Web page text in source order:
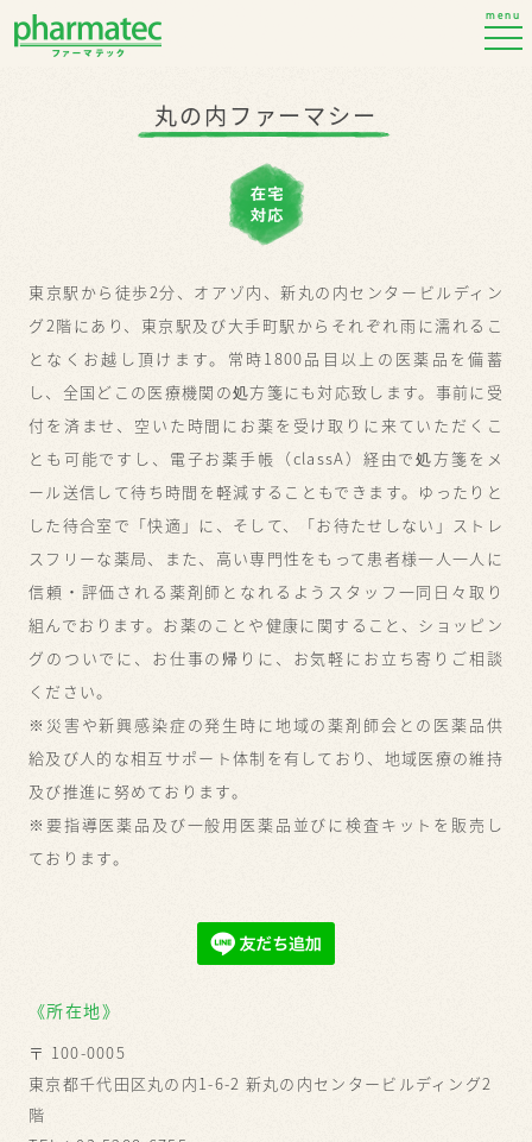
menu
丸の内ファーマシー
東京駅から徒歩2分、オアゾ内、新丸の内センタービルディン
グ2階にあり、東京駅及び大手町駅からそれぞれ雨に濡れるこ
となくお越し頂けます。常時1800品目以上の医薬品を備蓄
し、全国どこの医療機関の処方箋にも対応致します。事前に受
付を済ませ、空いた時間にお薬を受け取りに来ていただくこ
とも可能ですし、電子お薬手帳（classA）経由で処方箋をメ
ール送信して待ち時間を軽減することもできます。ゆったりと
した待合室で「快適」に、そして、「お待たせしない」ストレ
スフリーな薬局、また、高い専門性をもって患者様一人一人に
信頼・評価される薬剤師となれるようスタッフ一同日々取り
組んでおります。お薬のことや健康に関すること、ショッピン
グのついでに、お仕事の帰りに、お気軽にお立ち寄りご相談
ください。
※災害や新興感染症の発生時に地域の薬剤師会との医薬品供
給及び人的な相互サポート体制を有しており、地域医療の維持
及び推進に努めております。
※要指導医薬品及び一般用医薬品並びに検査キットを販売し
ております。
《所在地》
〒 100-0005
東京都千代田区丸の内1-6-2 新丸の内センタービルディング2
階